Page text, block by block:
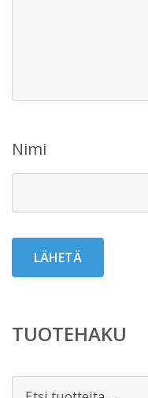
Nimi
TUOTEHAKU